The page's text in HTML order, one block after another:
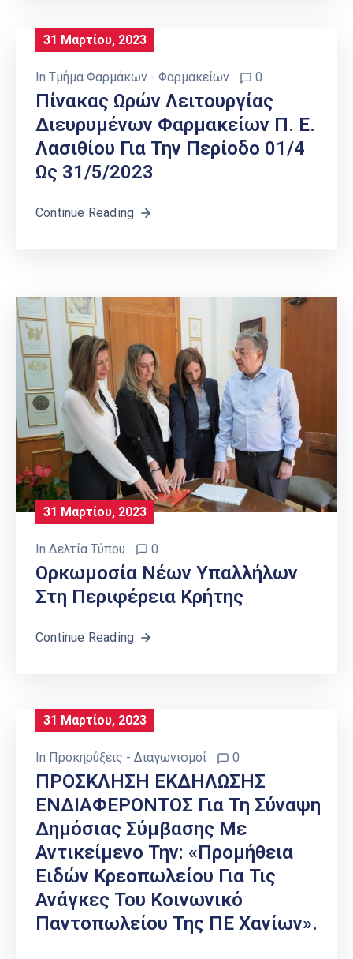
31 Μαρτίου, 2023
In Τμήμα Φαρμάκων - Φαρμακείων 0
Πίνακας Ωρών Λειτουργίας
Διευρυμένων Φαρμακείων Π. Ε.
Λασιθίου Για Την Περίοδο 01/4
Ως 31/5/2023
Continue Reading
31 Μαρτίου, 2023
In Δελτία Τύπου 0
Ορκωμοσία Νέων Υπαλλήλων
Στη Περιφέρεια Κρήτης
Continue Reading
31 Μαρτίου, 2023
In Προκηρύξεις - Διαγωνισμοί 0
ΠΡΟΣΚΛΗΣΗ ΕΚΔΗΛΩΣΗΣ
ΕΝΔΙΑΦΕΡΟΝΤΟΣ Για Τη Σύναψη
Δημόσιας Σύμβασης Με
Αντικείμενο Την: «Προμήθεια
Ειδών Κρεοπωλείου Για Τις
Ανάγκες Του Κοινωνικό
Παντοπωλείου Της ΠΕ Χανίων».